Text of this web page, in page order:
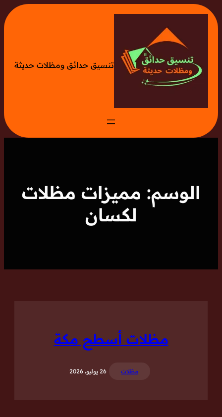
تخطى
إلى
تنسيق حدائق ومظلات حديثة
الوسم: مميزات مظلات
لكسان
مظلات أسطح مكة
مظلات 26 يوليو، 2026